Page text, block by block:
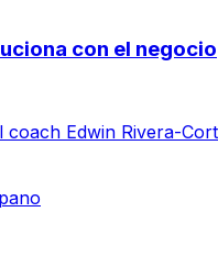
con el negocio
coach Edwin Rivera-